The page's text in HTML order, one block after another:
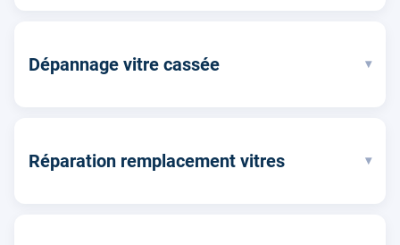
Dépannage vitre cassée ▾
Réparation remplacement vitres ▾